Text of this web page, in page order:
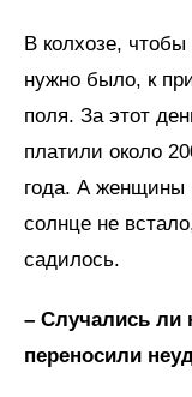
В колхозе,
нужно было, к
поля. За этот
платили около
года. А женщины
солнце не
садилось.
– Случались ли
переносили